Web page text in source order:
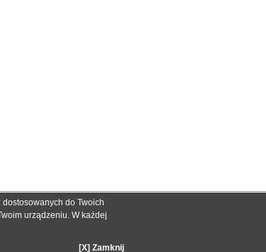
dla określenia kompatybilności produktów.
podstawą roszczeń.
do Twoich
urządzeniu. W każdej
[X] Zamknij